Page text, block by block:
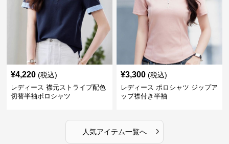
¥4,220 (税込)
レディース 襟元ストライプ配色
切替半袖ポロシャツ
¥3,300 (税込)
レディース ポロシャツ ジップア
ップ襟付き半袖
人気アイテム一覧へ ›